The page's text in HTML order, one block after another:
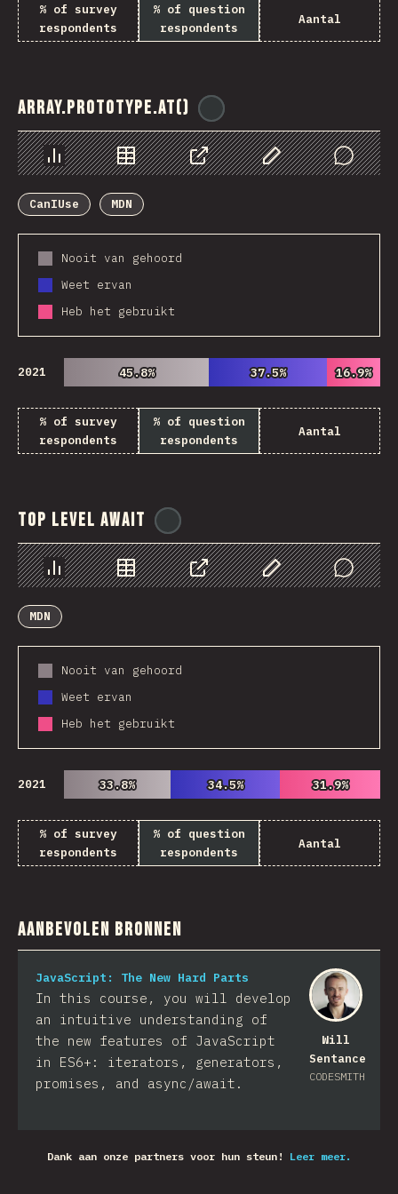
% of survey
respondents
% of question
respondents
Aantal
Array.prototype.at()
Chart Data Share Customize Data
Comments
CanIUse
MDN
Nooit van gehoord
Weet ervan
Heb het gebruikt
2021 45.8%
45.8% 37.5%
37.5% 16.9%
16.9%
% of survey
respondents
% of question
respondents
Aantal
Top Level Await
Chart Data Share Customize Data
Comments
MDN
Nooit van gehoord
Weet ervan
Heb het gebruikt
2021 33.8%
33.8% 34.5%
34.5% 31.9%
31.9%
% of survey
respondents
% of question
respondents
Aantal
Aanbevolen bronnen
Will
Sentance
CODESMITH
JavaScript: The New Hard Parts
In this course, you will develop
an intuitive understanding of
the new features of JavaScript
in ES6+: iterators, generators,
promises, and async/await.
Dank aan onze partners voor hun steun! Leer meer.